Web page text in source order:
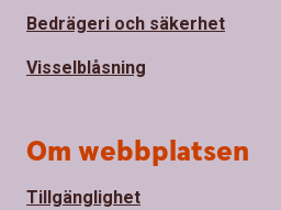
Bedrägeri och säkerhet
Visselblåsning
Om webbplatsen
Tillgänglighet